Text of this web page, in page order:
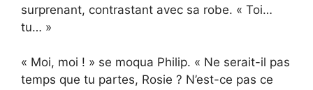
surprenant, contrastant avec sa robe. « Toi…
tu… »
« Moi, moi ! » se moqua Philip. « Ne serait-il pas
temps que tu partes, Rosie ? N’est-ce pas ce